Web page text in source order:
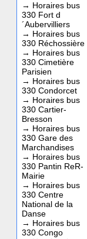
→ Horaires bus
330 Fort d
´Aubervilliers
→ Horaires bus
330 Réchossière
→ Horaires bus
330 Cimetière
Parisien
→ Horaires bus
330 Condorcet
→ Horaires bus
330 Cartier-
Bresson
→ Horaires bus
330 Gare des
Marchandises
→ Horaires bus
330 Pantin ReR-
Mairie
→ Horaires bus
330 Centre
National de la
Danse
→ Horaires bus
330 Congo